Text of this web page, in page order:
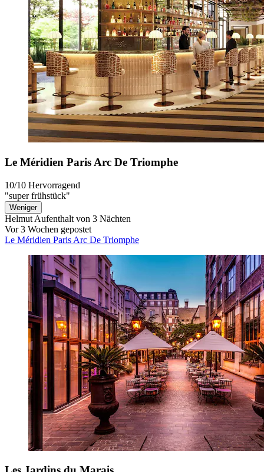
Le Méridien Paris Arc De Triomphe
10/10 Hervorragend
"super frühstück"
Weniger
Helmut Aufenthalt von 3 Nächten
Vor 3 Wochen gepostet
Le Méridien Paris Arc De Triomphe